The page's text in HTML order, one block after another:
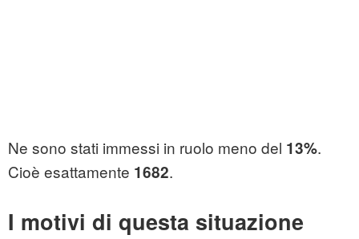
Ne sono stati immessi in ruolo meno del 13%.
Cioè esattamente 1682.
I motivi di questa situazione